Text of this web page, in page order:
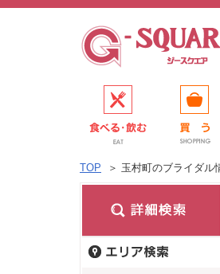
TOP ＞ 玉村町のブライダル